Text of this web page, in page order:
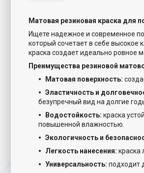
Матовая резиновая краска для
Ищете надежное и современное
который сочетает в себе высокое
краска создает идеально ровное
Преимущества резиновой
Матовая поверхность:
Эластичность и
безупречный вид на долгие
Водостойкость: краска
повышенной влажностью.
Экологичность и
Легкость нанесения: краска
Универсальность: подходит